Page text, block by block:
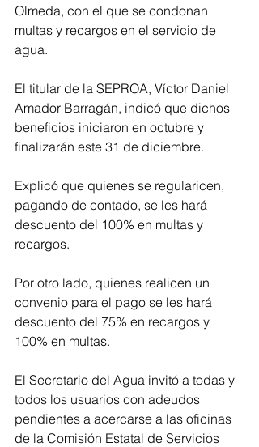
Olmeda, con el que se condonan
multas y recargos en el servicio de
agua.
El titular de la SEPROA, Víctor Daniel
Amador Barragán, indicó que dichos
beneficios iniciaron en octubre y
finalizarán este 31 de diciembre.
Explicó que quienes se regularicen,
pagando de contado, se les hará
descuento del 100% en multas y
recargos.
Por otro lado, quienes realicen un
convenio para el pago se les hará
descuento del 75% en recargos y
100% en multas.
El Secretario del Agua invitó a todas y
todos los usuarios con adeudos
pendientes a acercarse a las oficinas
de la Comisión Estatal de Servicios